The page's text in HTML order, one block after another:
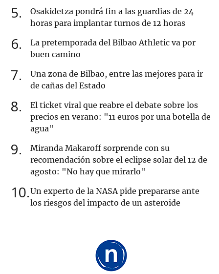
5
Osakidetza pondrá fin a las guardias de 24
horas para implantar turnos de 12 horas
6
La pretemporada del Bilbao Athletic va por
buen camino
7
Una zona de Bilbao, entre las mejores para ir
de cañas del Estado
8
El ticket viral que reabre el debate sobre los
precios en verano: "11 euros por una botella de
agua"
9
Miranda Makaroff sorprende con su
recomendación sobre el eclipse solar del 12 de
agosto: "No hay que mirarlo"
10 Un experto de la NASA pide prepararse ante
los riesgos del impacto de un asteroide